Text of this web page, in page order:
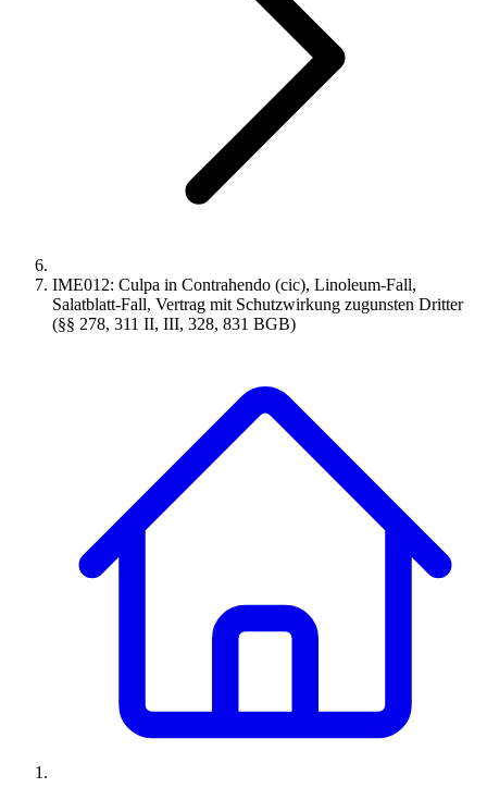
IME012: Culpa in Contrahendo (cic), Linoleum-Fall,
Salatblatt-Fall, Vertrag mit Schutzwirkung zugunsten Dritter
(§§ 278, 311 II, III, 328, 831 BGB)